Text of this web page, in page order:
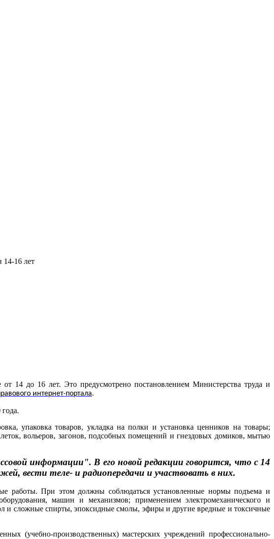
14-16 лет
14 до 16 лет. Это предусмотрено постановлением Министерства труда и
интернет-портала.
упаковка товаров, укладка на полки и установка ценников на товары;
вольеров, загонов, подсобных помещений и гнездовых домиков, мытью
информации". В его новой редакции говорится, что с 14
вести теле- и радиопередачи и участвовать в них.
работы. При этом должны соблюдаться установленные нормы подъема и
машин и механизмов; применением электромеханического и
и сложные спирты, эпоксидные смолы, эфиры и другие вредные и токсичные
(учебно-производственных) мастерских учреждений профессионально-